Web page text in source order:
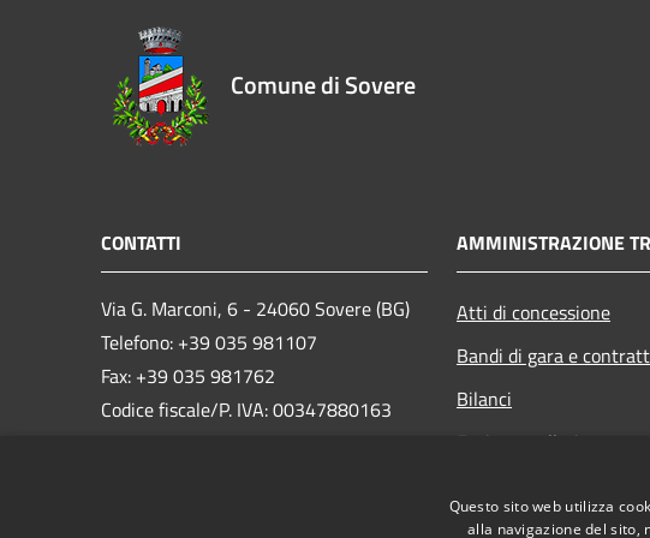
Comune di Sovere
CONTATTI
Via G. Marconi, 6 - 24060 Sovere (BG)
Telefono: +39 035 981107
Fax: +39 035 981762
Codice fiscale/P. IVA: 00347880163
comune.sovere@pec.regione.lombardia.it
AMMINISTRAZIONE
Atti di concessione
Bandi di gara e
Bilanci
Enti controllati
Whistleblowing
Questo sito web utilizza
alla navigazione del sito,